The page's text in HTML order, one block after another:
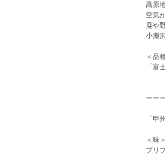
高原
空気
鹿や
小淵
＜品
「富
ーー
「甲
＜味＞
プリ